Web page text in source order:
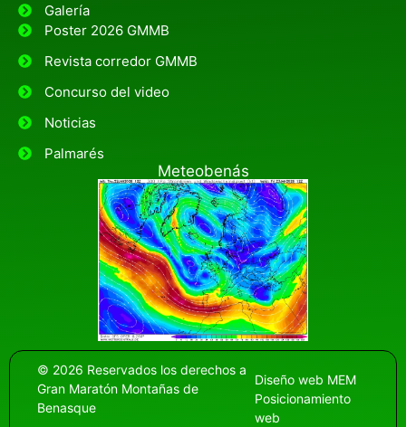
Galería
Poster 2026 GMMB
Revista corredor GMMB
Concurso del video
Noticias
Palmarés
Meteobenás
© 2026 Reservados los derechos a
Gran Maratón Montañas de
Benasque
Diseño web MEM
Posicionamiento
web